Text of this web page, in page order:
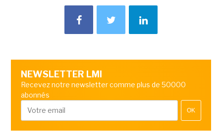
NEWSLETTER LMI
Recevez notre newsletter comme plus de 50000
abonnés
OK